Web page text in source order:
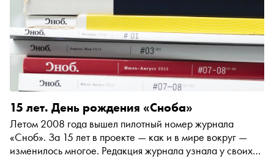
15 лет. День рождения «Сноба»
Летом 2008 года вышел пилотный номер журнала
«Сноб». За 15 лет в проекте — как и в мире вокруг —
изменилось многое. Редакция журнала узнала у своих